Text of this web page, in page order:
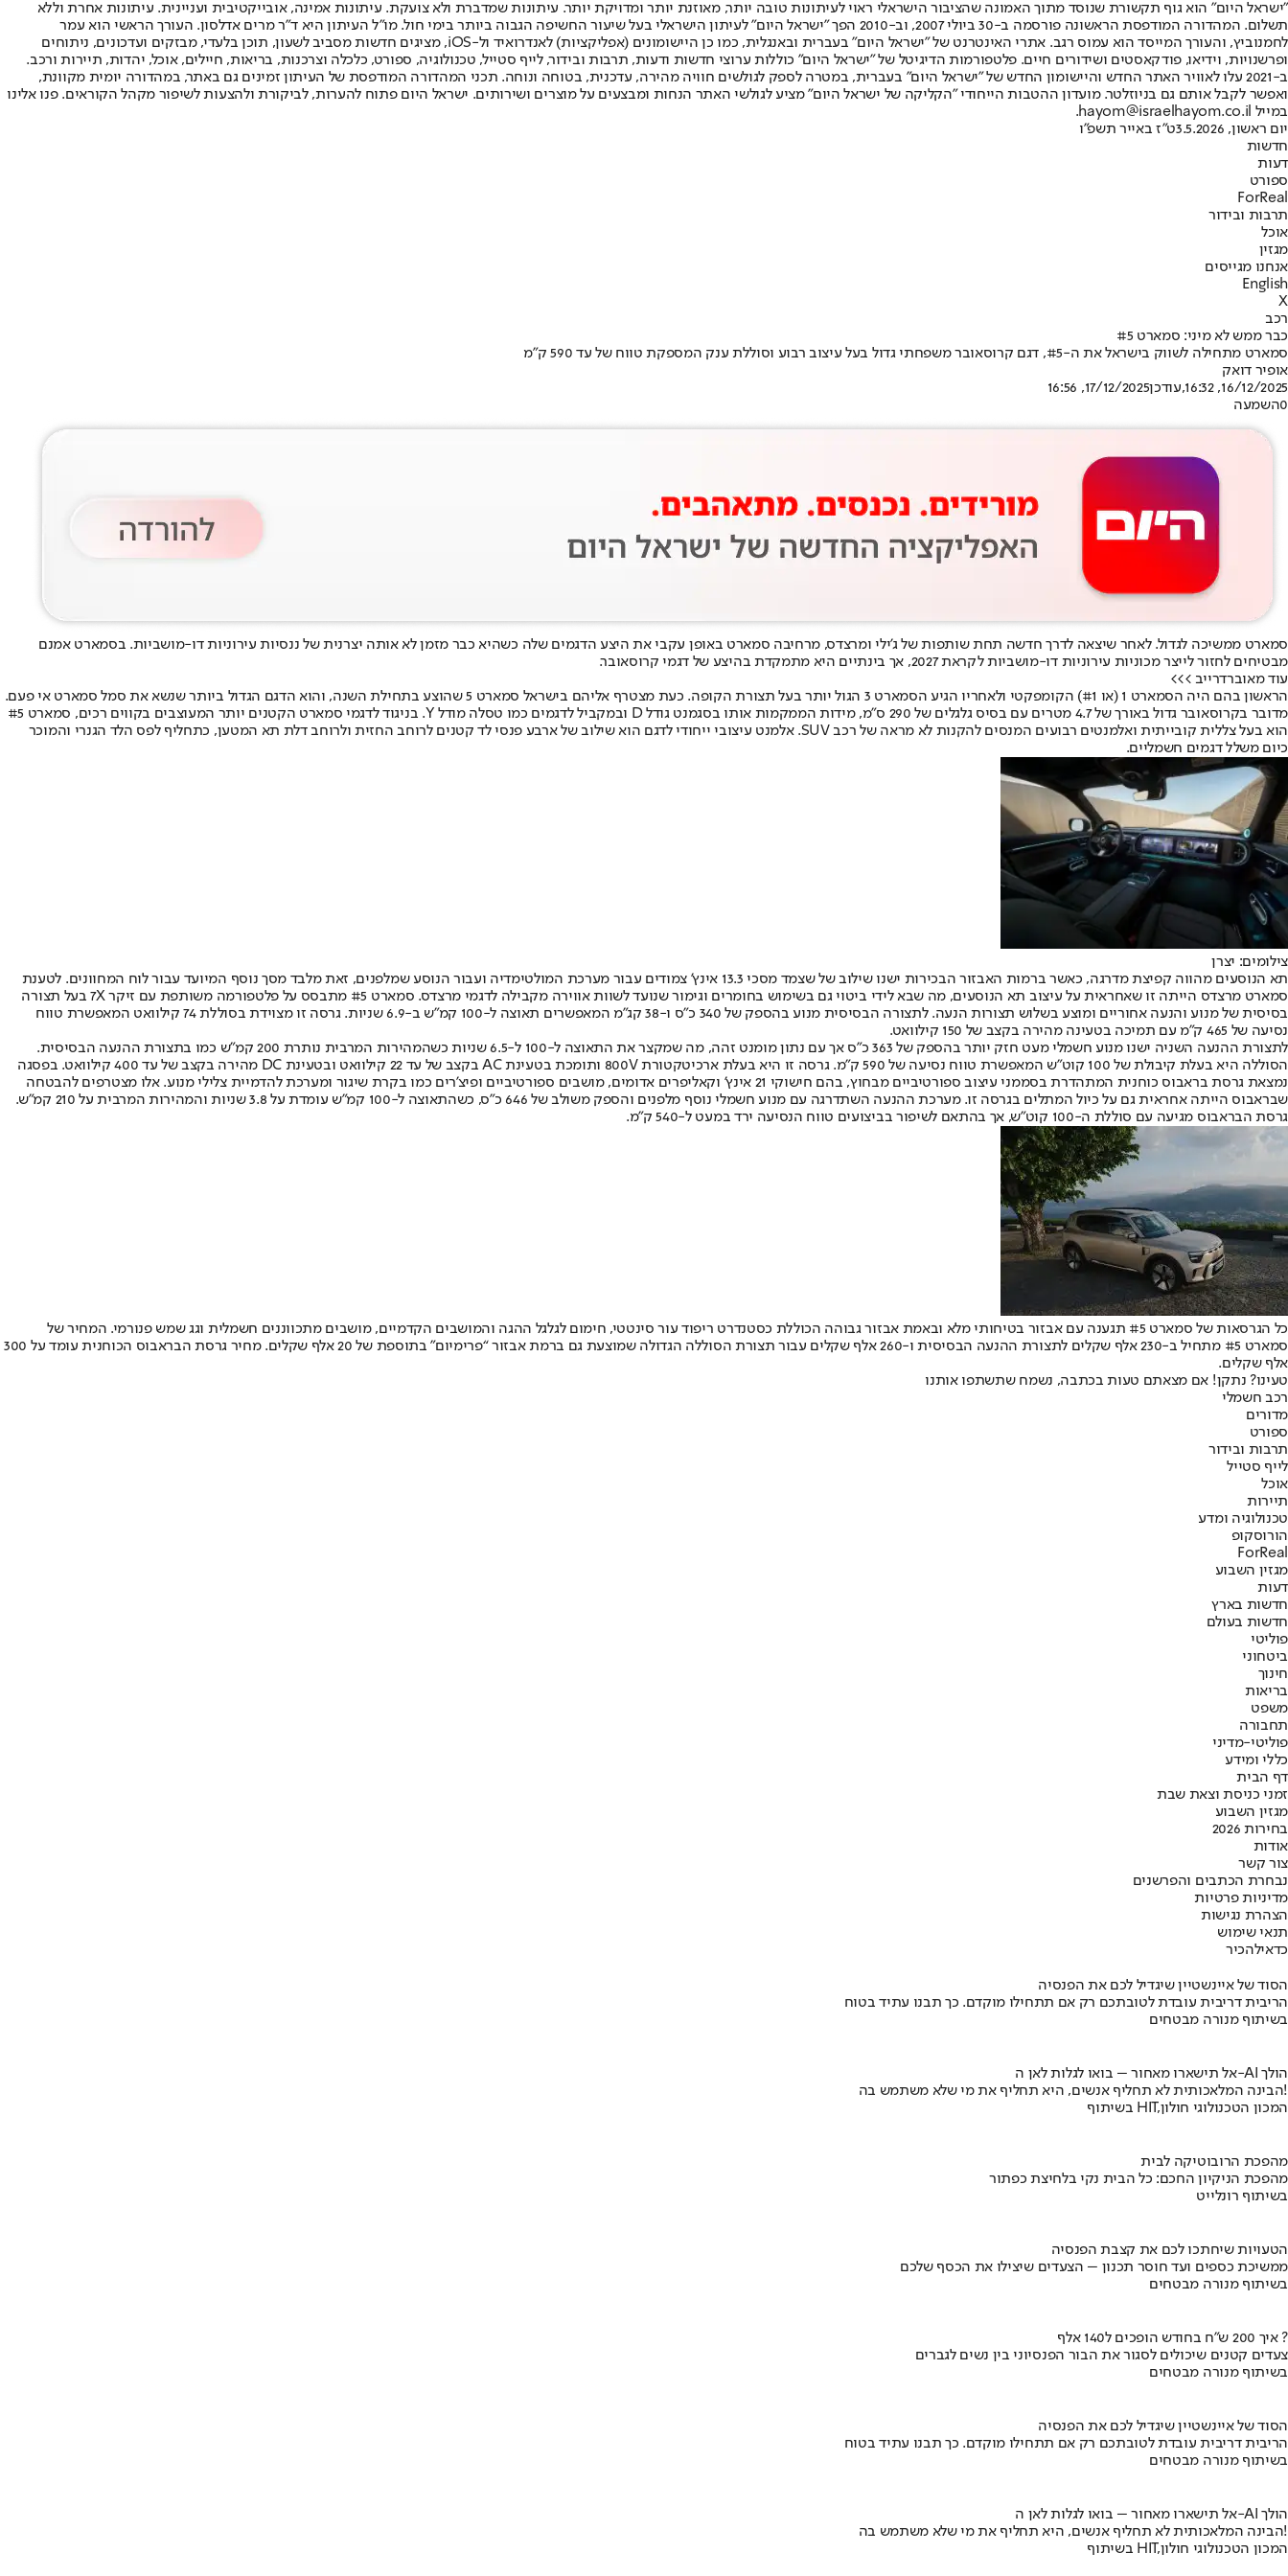
"ישראל היום" הוא גוף תקשורת שנוסד מתוך האמונה שהציבור הישראלי ראוי לעיתונות טובה יותר, מאוזנת יותר ומדויקת יותר. עיתונות שמדברת ולא צועקת. עיתונות אמינה, אובייקטיבית ועניינית. עיתונות אחרת וללא
תשלום. המהדורה המודפסת הראשונה פורסמה ב-30 ביולי 2007, וב-2010 הפך "ישראל היום" לעיתון הישראלי בעל שיעור החשיפה הגבוה ביותר בימי חול. מו"ל העיתון היא ד"ר מרים אדלסון. העורך הראשי הוא עמר
לחמנוביץ, והעורך המייסד הוא עמוס רגב. אתרי האינטרנט של "ישראל היום" בעברית ובאנגלית, כמו כן היישומונים (אפליקציות) לאנדרואיד ול-iOS, מציגים חדשות מסביב לשעון, תוכן בלעדי, מבזקים ועדכונים, ניתוחים
ופרשנויות, וידיאו, פודקאסטים ושידורים חיים. פלטפורמות הדיגיטל של "ישראל היום" כוללות ערוצי חדשות ודעות, תרבות ובידור, לייף סטייל, טכנולוגיה, ספורט, כלכלה וצרכנות, בריאות, חיילים, אוכל, יהדות, תיירות ורכב.
ב-2021 עלו לאוויר האתר החדש והיישומון החדש של "ישראל היום" בעברית, במטרה לספק לגולשים חוויה מהירה, עדכנית, בטוחה ונוחה. תכני המהדורה המודפסת של העיתון זמינים גם באתר, במהדורה יומית מקוונת,
ואפשר לקבל אותם גם בניוזלטר. מועדון ההטבות הייחודי "הקליקה של ישראל היום" מציע לגולשי האתר הנחות ומבצעים על מוצרים ושירותים. ישראל היום פתוח להערות, לביקורת ולהצעות לשיפור מקהל הקוראים. פנו אלינו
במייל hayom@israelhayom.co.il.
יום ראשון, 3.5.2026
ט"ז באייר תשפ"ו
חדשות
דעות
ספורט
ForReal
תרבות ובידור
אוכל
מגזין
אנחנו מגייסים
English
X
רכב
כבר ממש לא מיני: סמארט #5
סמארט מתחילה לשווק בישראל את ה-#5, דגם קרוסאובר משפחתי גדול בעל עיצוב רבוע וסוללת ענק המספקת טווח של עד 590 ק"מ
אופיר דואק
16/12/2025, 16:32
,עודכן17/12/2025, 16:56
0השמעה
סמארט ממשיכה לגדול. לאחר שיצאה לדרך חדשה תחת שותפות של ג’ילי ומרצדס, מרחיבה סמארט באופן עקבי את היצע הדגמים שלה כשהיא כבר מזמן לא אותה יצרנית של ננסיות עירוניות דו-מושביות. בסמארט אמנם
מבטיחים לחזור לייצר מכוניות עירוניות דו-מושביות לקראת 2027, אך בינתיים היא מתמקדת בהיצע של דגמי קרוסאובר.
עוד מאוברדרייב >>>
הראשון בהם היה הסמארט 1 (או #1) הקומפקטי ולאחריו הגיע הסמארט 3 הגול יותר בעל תצורת הקופה. כעת מצטרף אליהם בישראל סמארט 5 שהוצע בתחילת השנה, והוא הדגם הגדול ביותר שנשא את סמל סמארט אי פעם.
מדובר בקרוסאובר גדול באורך של 4.7 מטרים עם בסיס גלגלים של 290 ס”מ, מידות הממקמות אותו בסגמנט גודל D ובמקביל לדגמים כמו טסלה מודל Y. בניגוד לדגמי סמארט הקטנים יותר המעוצבים בקווים רכים, סמארט #5
הוא בעל צללית קובייתית ואלמנטים רבועים המנסים להקנות לא מראה של רכב SUV. אלמנט עיצובי ייחודי לדגם הוא שילוב של ארבע פנסי לד קטנים לרוחב החזית ולרוחב דלת תא המטען, כתחליף לפס הלד הגנרי והמוכר
כיום משלל דגמים חשמליים.
צילומים: יצרן
תא הנוסעים מהווה קפיצת מדרגה, כאשר ברמות האבזור הבכירות ישנו שילוב של שצמד מסכי 13.3 אינץ’ צמודים עבור מערכת המולטימדיה ועבור הנוסע שמלפנים, זאת מלבד מסך נוסף המיועד עבור לוח המחוונים. לטענת
סמארט מרצדס הייתה זו שאחראית על עיצוב תא הנוסעים, מה שבא לידי ביטוי גם בשימוש בחומרים וגימור שנועד לשוות אווירה מקבילה לדגמי מרצדס. סמארט #5 מתבסס על פלטפורמה משותפת עם זיקר 7X בעל תצורה
בסיסית של מנוע והנעה אחוריים ומוצע בשלוש תצורות הנעה. לתצורה הבסיסית מנוע בהספק של 340 כ”ס ו-38 קג”מ המאפשרים תאוצה ל-100 קמ”ש ב-6.9 שניות. גרסה זו מצוידת בסוללת 74 קילוואט המאפשרת טווח
נסיעה של 465 ק”מ עם תמיכה בטעינה מהירה בקצב של 150 קילוואט.
לתצורת ההנעה השניה ישנו מנוע חשמלי מעט חזק יותר בהספק של 363 כ”ס אך עם נתון מומנט זהה, מה שמקצר את התאוצה ל-100 ל-6.5 שניות כשהמהירות המרבית נותרת 200 קמ”ש כמו בתצורת ההנעה הבסיסית.
הסוללה היא בעלת קיבולת של 100 קוט”ש המאפשרת טווח נסיעה של 590 ק”מ. גרסה זו היא בעלת ארכיטקטורת 800V ותומכת בטעינת AC בקצב של עד 22 קילוואט ובטעינת DC מהירה בקצב של עד 400 קילוואט. בפסגה
נמצאת גרסת בראבוס כוחנית המתהדרת בסממני עיצוב ספורטיביים מבחוץ, בהם חישוקי 21 אינץ’ וקאליפרים אדומים, מושבים ספורטיביים ופיצ’רים כמו בקרת שיגור ומערכת להדמיית צלילי מנוע. אלו מצטרפים להבטחה
שבראבוס הייתה אחראית גם על כיול המתלים בגרסה זו. מערכת ההנעה השתדרגה עם מנוע חשמלי נוסף מלפנים והספק משולב של 646 כ”ס, כשהתאוצה ל-100 קמ”ש עומדת על 3.8 שניות והמהירות המרבית על 210 קמ”ש.
גרסת הבראבוס מגיעה עם סוללת ה-100 קוט”ש, אך בהתאם לשיפור בביצועים טווח הנסיעה ירד במעט ל-540 ק”מ.
כל הגרסאות של סמארט #5 תגענה עם אבזור בטיחותי מלא ובאמת אבזור גבוהה הכוללת כסטנדרט ריפוד עור סינטטי, חימום לגלגל ההגה והמושבים הקדמיים, מושבים מתכווננים חשמלית וגג שמש פנורמי. המחיר של
סמארט #5 מתחיל ב-230 אלף שקלים לתצורת ההנעה הבסיסית ו-260 אלף שקלים עבור תצורת הסוללה הגדולה שמוצעת גם ברמת אבזור “פרימיום” בתוספת של 20 אלף שקלים. מחיר גרסת הבראבוס הכוחנית עומד על 300
אלף שקלים.
טעינו? נתקן! אם מצאתם טעות בכתבה, נשמח שתשתפו אותנו
רכב חשמלי
מדורים
ספורט
תרבות ובידור
לייף סטייל
אוכל
תיירות
טכנולוגיה ומדע
הורוסקופ
ForReal
מגזין השבוע
דעות
חדשות בארץ
חדשות בעולם
פוליטי
ביטחוני
חינוך
בריאות
משפט
תחבורה
פוליטי-מדיני
כללי ומידע
דף הבית
זמני כניסת וצאת שבת
מגזין השבוע
בחירות 2026
אודות
צור קשר
נבחרת הכתבים והפרשנים
מדיניות פרטיות
הצהרת נגישות
תנאי שימוש
כדאילהכיר
הסוד של איינשטיין שיגדיל לכם את הפנסיה
הריבית דריבית עובדת לטובתכם רק אם תתחילו מוקדם. כך תבנו עתיד בטוח
בשיתוף מנורה מבטחים
אל תישארו מאחור – בואו לגלות לאן ה-AI הולך
הבינה המלאכותית לא תחליף אנשים, היא תחליף את מי שלא משתמש בה!
בשיתוף HIT,המכון הטכנולוגי חולון
מהפכת הרובוטיקה לבית
מהפכת הניקיון החכם: כל הבית נקי בלחיצת כפתור
בשיתוף רונלייט
הטעויות שיחתכו לכם את קצבת הפנסיה
ממשיכת כספים ועד חוסר תכנון – הצעדים שיצילו את הכסף שלכם
בשיתוף מנורה מבטחים
איך 200 ש"ח בחודש הופכים ל140 אלף ?
צעדים קטנים שיכולים לסגור את הבור הפנסיוני בין נשים לגברים
בשיתוף מנורה מבטחים
הסוד של איינשטיין שיגדיל לכם את הפנסיה
הריבית דריבית עובדת לטובתכם רק אם תתחילו מוקדם. כך תבנו עתיד בטוח
בשיתוף מנורה מבטחים
אל תישארו מאחור – בואו לגלות לאן ה-AI הולך
הבינה המלאכותית לא תחליף אנשים, היא תחליף את מי שלא משתמש בה!
בשיתוף HIT,המכון הטכנולוגי חולון